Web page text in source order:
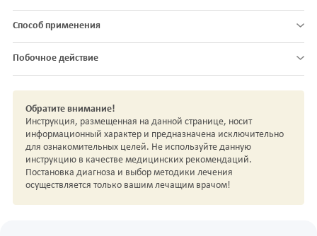
Способ применения
Побочное действие
Обратите внимание!
Инструкция, размещенная на данной странице, носит
информационный характер и предназначена исключительно
для ознакомительных целей. Не используйте данную
инструкцию в качестве медицинских рекомендаций.
Постановка диагноза и выбор методики лечения
осуществляется только вашим лечащим врачом!